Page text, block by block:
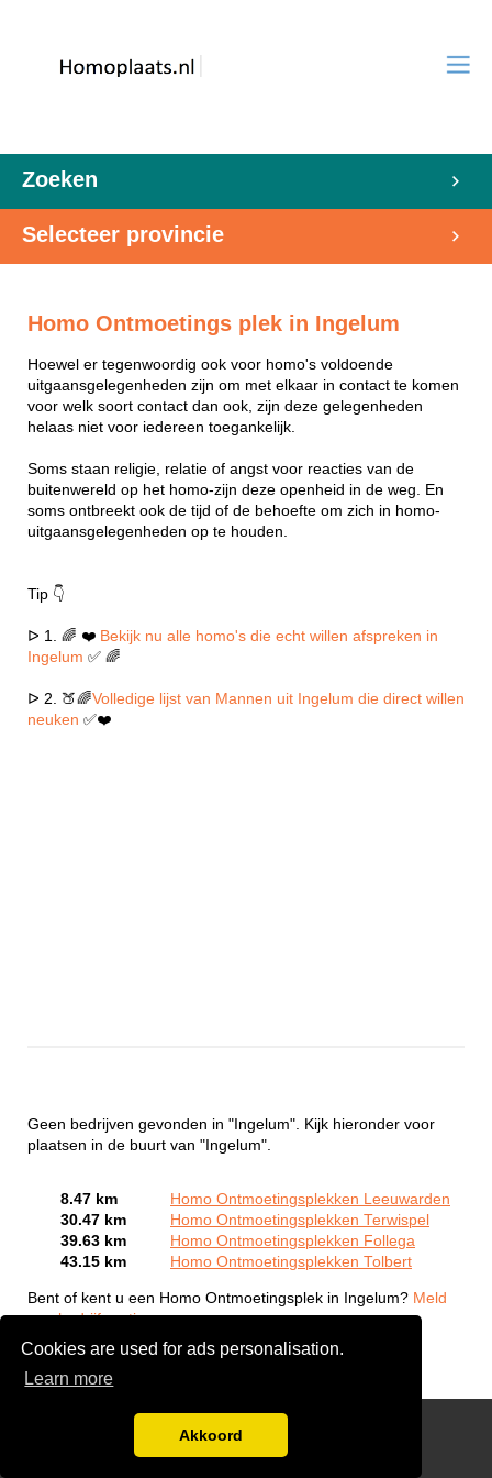
Cookies are used for ads personalisation.
Learn more
Akkoord
Zoeken
Selecteer provincie
Homo Ontmoetings plek in Ingelum
Hoewel er tegenwoordig ook voor homo's voldoende
uitgaansgelegenheden zijn om met elkaar in contact te komen
voor welk soort contact dan ook, zijn deze gelegenheden
helaas niet voor iedereen toegankelijk.
Soms staan religie, relatie of angst voor reacties van de
buitenwereld op het homo-zijn deze openheid in de weg. En
soms ontbreekt ook de tijd of de behoefte om zich in homo-
uitgaansgelegenheden op te houden.
Tip 👇
ᐅ 1. 🌈 ❤️ Bekijk nu alle homo's die echt willen afspreken in
Ingelum ✅ 🌈
ᐅ 2. 🍑🌈Volledige lijst van Mannen uit Ingelum die direct willen
neuken ✅❤️
Geen bedrijven gevonden in "Ingelum". Kijk hieronder voor
plaatsen in de buurt van "Ingelum".
8.47 km
Homo Ontmoetingsplekken Leeuwarden
30.47 km
Homo Ontmoetingsplekken Terwispel
39.63 km
Homo Ontmoetingsplekken Follega
43.15 km
Homo Ontmoetingsplekken Tolbert
Bent of kent u een Homo Ontmoetingsplek in Ingelum? Meld
een bedrijf gratis aan